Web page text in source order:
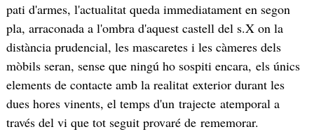
pati d'armes, l'actualitat queda immediatament en segon
pla, arraconada a l'ombra d'aquest castell del s.X on la
distància prudencial, les mascaretes i les càmeres dels
mòbils seran, sense que ningú ho sospiti encara, els únics
elements de contacte amb la realitat exterior durant les
dues hores vinents, el temps d'un trajecte atemporal a
través del vi que tot seguit provaré de rememorar.